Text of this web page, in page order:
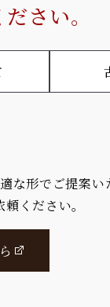
さい。
形でご提案い
ください。